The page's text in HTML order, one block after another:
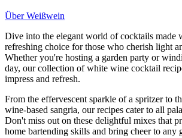
Über Weißwein
Dive into the elegant world of cocktails made
refreshing choice for those who cherish light
Whether you're hosting a garden party or
day, our collection of white wine cocktail
impress and refresh.
From the effervescent sparkle of a spritzer to
wine-based sangria, our recipes cater to all
Don't miss out on these delightful mixes that
home bartending skills and bring cheer to any